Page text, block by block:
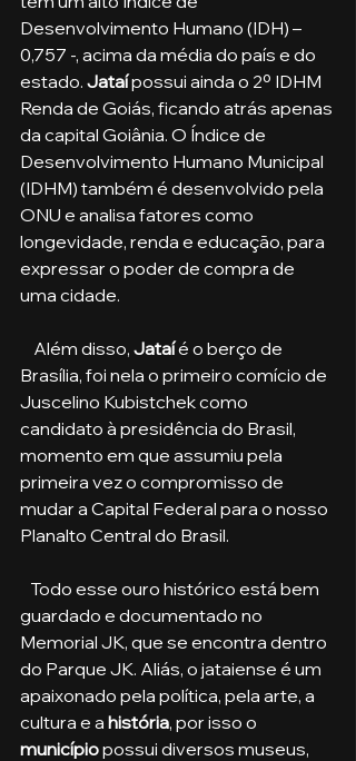
Desenvolvimento Humano (IDH) –
0,757 -, acima da média do país e do
estado. Jataí possui ainda o 2º IDHM
Renda de Goiás, ficando atrás apenas
da capital Goiânia. O Índice de
Desenvolvimento Humano Municipal
(IDHM) também é desenvolvido pela
ONU e analisa fatores como
longevidade, renda e educação, para
expressar o poder de compra de
uma cidade.
    Além disso,
Jataí é o berço de
Brasília, foi nela o primeiro comício de
Juscelino Kubistchek como
candidato à presidência do Brasil,
momento em que assumiu pela
primeira vez o compromisso de
mudar a Capital Federal para o nosso
Planalto Central do Brasil.
guardado e documentado no
Memorial JK, que se encontra dentro
do Parque JK. Aliás, o jataiense é um
apaixonado pela política, pela arte, a
cultura e a história, por isso o
município possui diversos museus,